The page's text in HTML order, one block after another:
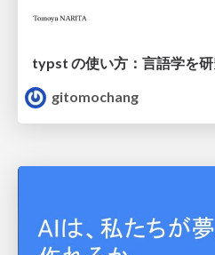
typst の使い方：言語学を
gitomochang